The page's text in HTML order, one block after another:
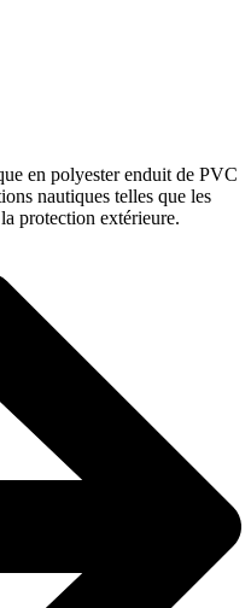
en polyester enduit de PVC
nautiques telles que les
protection extérieure.